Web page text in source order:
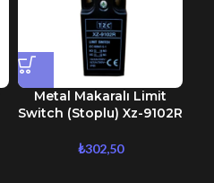
Metal Makaralı Limit
Switch (Stoplu) Xz-9102R
₺302,50